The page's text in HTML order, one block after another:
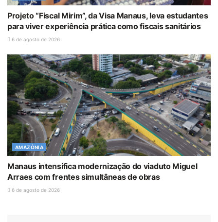
Projeto “Fiscal Mirim”, da Visa Manaus, leva estudantes
para viver experiência prática como fiscais sanitários
6 de agosto de 2026
AMAZÔNIA
Manaus intensifica modernização do viaduto Miguel
Arraes com frentes simultâneas de obras
6 de agosto de 2026